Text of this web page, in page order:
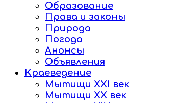
Образование
Права и законы
Природа
Погода
Анонсы
Объявления
Краеведение
Мытищи XXI век
Мытищи XX век